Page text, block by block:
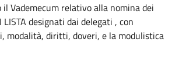
Vademecum relativo alla nomina dei
LISTA designati dai delegati , con
modalità, diritti, doveri, e la modulistica